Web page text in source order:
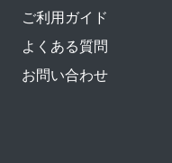
ご利用ガイド
よくある質問
お問い合わせ